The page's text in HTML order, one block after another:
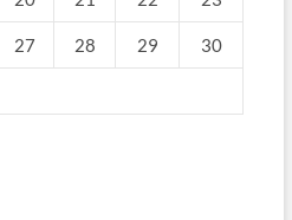
27 28 29 30